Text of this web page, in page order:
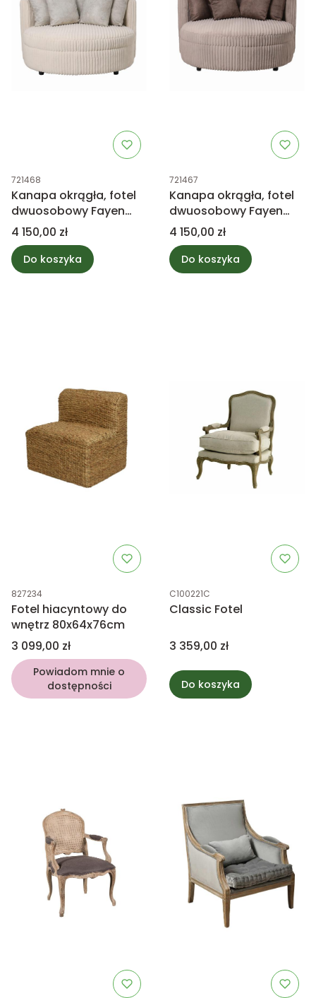
Kod produktu
721468
Kanapa okrągła, fotel
dwuosobowy Fayen
Taupe Cream PTMD
Collection
Cena
4 150,00 zł
Do koszyka
Kod produktu
721467
Kanapa okrągła, fotel
dwuosobowy Fayen
Taupe Mink PTMD
Collection
Cena
4 150,00 zł
Do koszyka
Kod produktu
827234
Fotel hiacyntowy do
wnętrz 80x64x76cm
Cena
3 099,00 zł
Powiadom mnie o
dostępności
Kod produktu
C100221C
Classic Fotel
Cena
3 359,00 zł
Do koszyka